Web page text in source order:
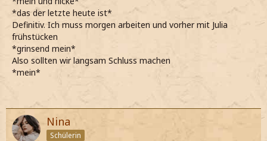
*das der letzte heute ist*
Definitiv. Ich muss morgen arbeiten und vorher mit Julia
frühstücken
*grinsend mein*
Also sollten wir langsam Schluss machen
*mein*
Nina
Schülerin